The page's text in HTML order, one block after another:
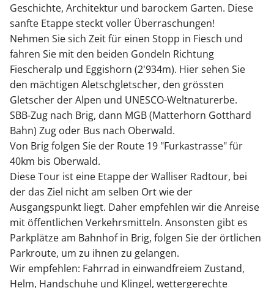
Geschichte, Architektur und barockem Garten. Diese
sanfte Etappe steckt voller Überraschungen!
Nehmen Sie sich Zeit für einen Stopp in Fiesch und
fahren Sie mit den beiden Gondeln Richtung
Fiescheralp und Eggishorn (2'934m). Hier sehen Sie
den mächtigen Aletschgletscher, den grössten
Gletscher der Alpen und UNESCO-Weltnaturerbe.
SBB-Zug nach Brig, dann MGB (Matterhorn Gotthard
Bahn) Zug oder Bus nach Oberwald.
Von Brig folgen Sie der Route 19 "Furkastrasse" für
40km bis Oberwald.
Diese Tour ist eine Etappe der Walliser Radtour, bei
der das Ziel nicht am selben Ort wie der
Ausgangspunkt liegt. Daher empfehlen wir die Anreise
mit öffentlichen Verkehrsmitteln. Ansonsten gibt es
Parkplätze am Bahnhof in Brig, folgen Sie der örtlichen
Parkroute, um zu ihnen zu gelangen.
Wir empfehlen: Fahrrad in einwandfreiem Zustand,
Helm, Handschuhe und Klingel, wettergerechte